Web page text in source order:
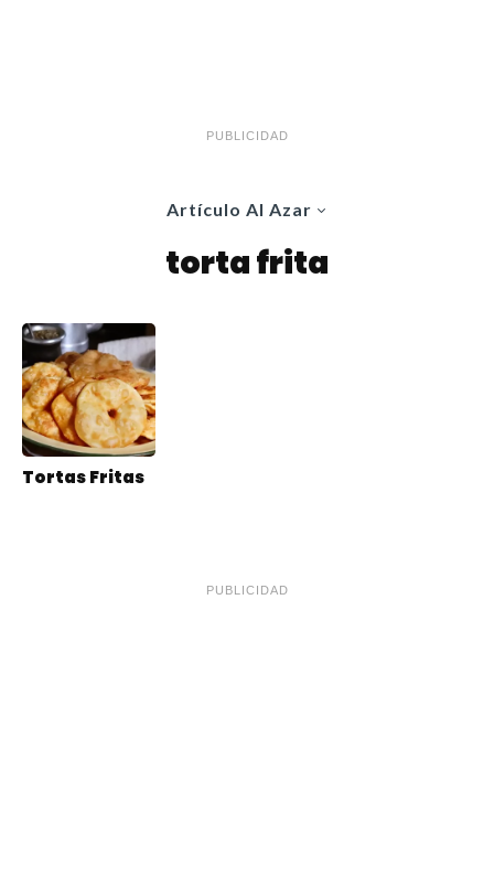
PUBLICIDAD
Artículo Al Azar
torta frita
Tortas Fritas
PUBLICIDAD